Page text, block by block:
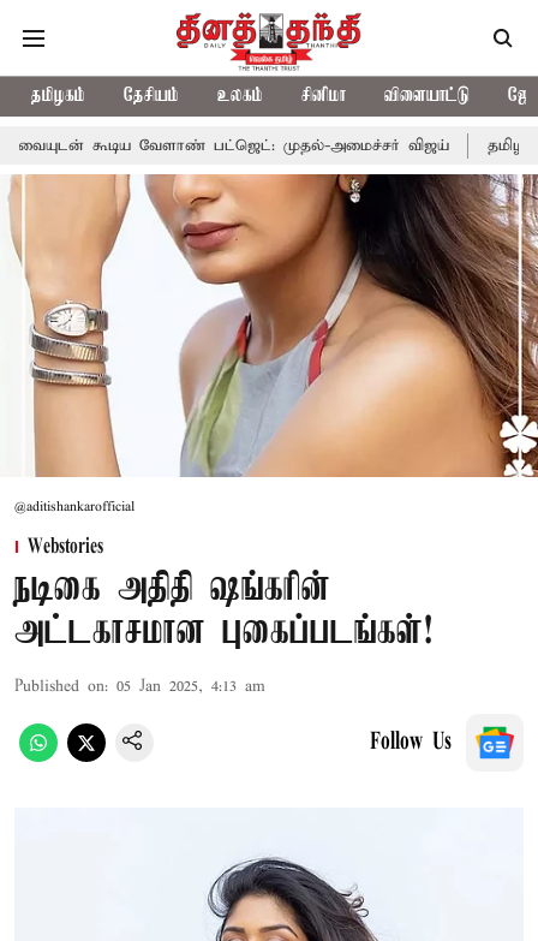
தமிழகம் தேசியம் உலகம் சினிமா விளையாட்டு
பட்ஜெட்: முதல்-அமைச்சர் விஜய் தமிழக அரசியலில்
@aditishankarofficial
Webstories
நடிகை அதிதி ஷங்கரின்
அட்டகாசமான புகைப்படங்கள்!
Published on: 05 Jan 2025, 4:13 am
Follow Us